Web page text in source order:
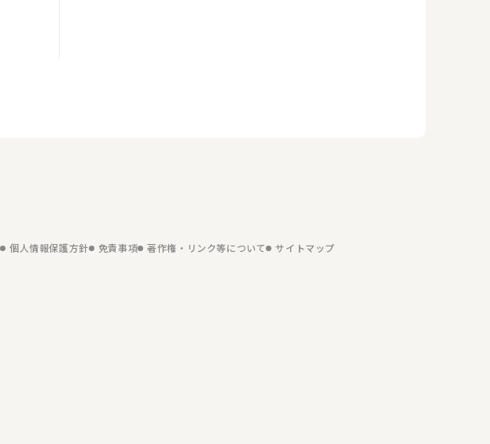
個人情報保護方針 免責事項 著作権・リンク等について サイトマップ